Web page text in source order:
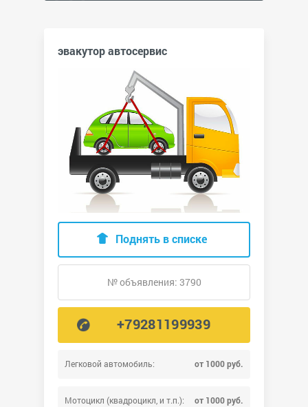
эвакутор автосервис
Легковой автомобиль: от 1000 руб.
Мотоцикл (квадроцикл, и т.п.): от 1000 руб.
Поднять в списке
№ объявления: 3790
+79281199939